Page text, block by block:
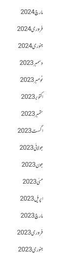
مارچ 2024
فروری 2024
جنوری 2024
دسمبر 2023
نومبر 2023
اکتوبر 2023
ستمبر 2023
اگست 2023
جولائی 2023
جون 2023
مئی 2023
اپریل 2023
مارچ 2023
فروری 2023
جنوری 2023